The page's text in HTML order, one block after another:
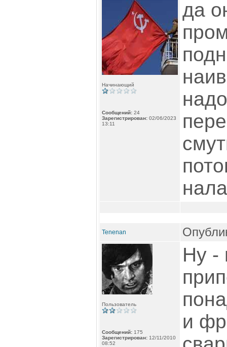
Начинающий
Сообщений: 24
Зарегистрирован: 02/06/2023
13:11
да
Tenenan
Пользователь
Сообщений: 175
Зарегистрирован: 12/11/2010
08:52
Ну -
и